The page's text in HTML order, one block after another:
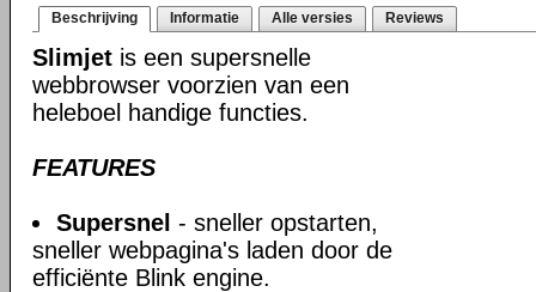
Beschrijving Informatie Alle versies Reviews
Slimjet is een supersnelle
webbrowser voorzien van een
heleboel handige functies.
FEATURES
Supersnel - sneller opstarten,
sneller webpagina's laden door de
efficiënte Blink engine.